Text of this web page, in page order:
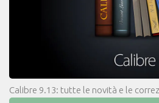
Calibre 9.13: tutte le novità e le